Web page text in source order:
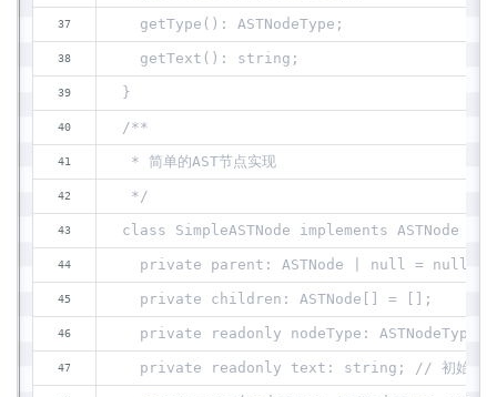
  getType(): ASTNodeType;
  getText(): string;
}
/**
* 简单的AST节点实现
*/
class SimpleASTNode implements ASTNode {
  private parent: ASTNode | null = null;
  private children: ASTNode[] = [];
private readonly nodeType: ASTNodeType;
private readonly text: string; // 初始化的